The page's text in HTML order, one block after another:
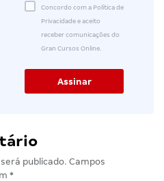
Concordo com a Política de
Privacidade e aceito
receber comunicações do
Gran Cursos Online.
publicado. Campos
*